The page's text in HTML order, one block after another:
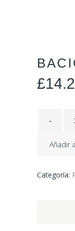
£
Añadir
Categoría: